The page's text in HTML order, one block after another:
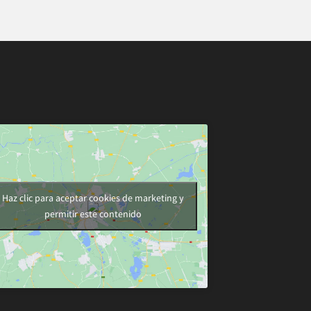
Haz clic para aceptar cookies de marketing y
permitir este contenido